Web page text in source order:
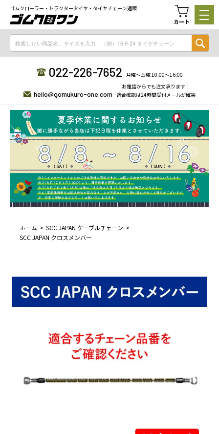
ゴムクローラー・トラクタータイヤ・タイヤチェーン通販
カート
022-226-7652 月曜〜金曜 10:00〜16:00
hello@gomukuro-one.com
お電話からでも注文承ります！
適合確認は24時間受付メールが確実
ホーム
SCC JAPAN ケーブルチェーン
SCC JAPAN クロスメンバー